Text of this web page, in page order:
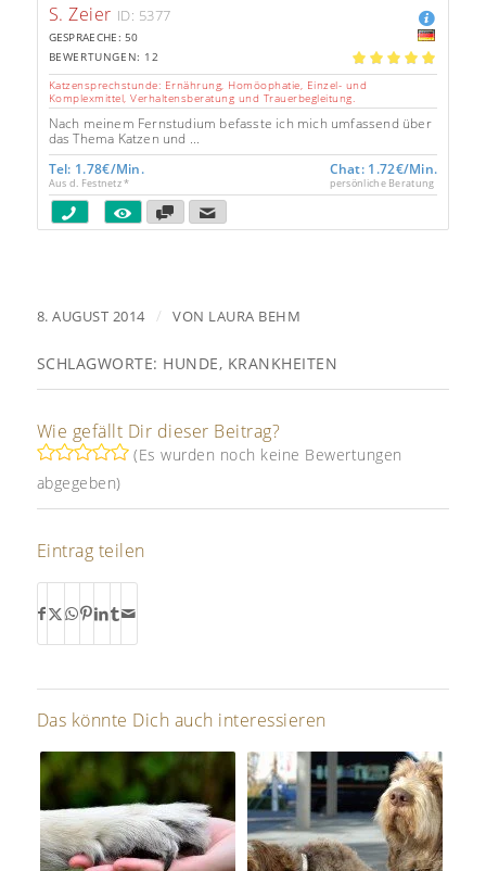
S. Zeier ID: 5377
GESPRAECHE: 50
5.00
BEWERTUNGEN: 12
Katzensprechstunde: Ernährung, Homöophatie, Einzel- und
Komplexmittel, Verhaltensberatung und Trauerbegleitung.
Nach meinem Fernstudium befasste ich mich umfassend über
das Thema Katzen und ...
Tel: 1.78€/Min.
Aus d. Festnetz *
Chat: 1.72€/Min.
persönliche Beratung
8. AUGUST 2014 / VON LAURA BEHM
SCHLAGWORTE: HUNDE, KRANKHEITEN
Wie gefällt Dir dieser Beitrag?
(Es wurden noch keine Bewertungen
abgegeben)
Eintrag teilen
Das könnte Dich auch interessieren